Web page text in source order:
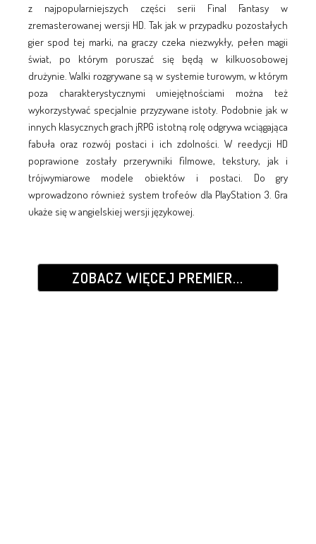
z najpopularniejszych części serii Final Fantasy w
zremasterowanej wersji HD. Tak jak w przypadku pozostałych
gier spod tej marki, na graczy czeka niezwykły, pełen magii
świat, po którym poruszać się będą w kilkuosobowej
drużynie. Walki rozgrywane są w systemie turowym, w którym
poza charakterystycznymi umiejętnościami można też
wykorzystywać specjalnie przyzywane istoty. Podobnie jak w
innych klasycznych grach jRPG istotną rolę odgrywa wciągająca
fabuła oraz rozwój postaci i ich zdolności. W reedycji HD
poprawione zostały przerywniki filmowe, tekstury, jak i
trójwymiarowe modele obiektów i postaci. Do gry
wprowadzono również system trofeów dla PlayStation 3. Gra
ukaże się w angielskiej wersji językowej.
ZOBACZ WIĘCEJ PREMIER...